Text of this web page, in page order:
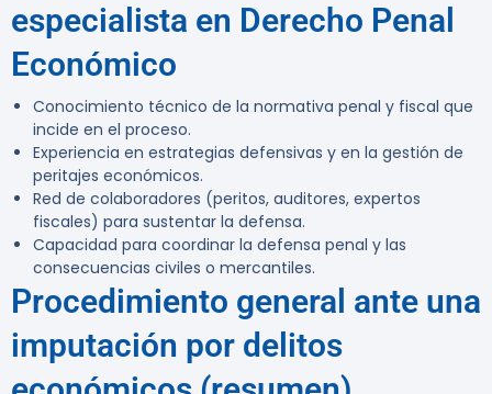
especialista en Derecho Penal
Económico
Conocimiento técnico de la normativa penal y fiscal que
incide en el proceso.
Experiencia en estrategias defensivas y en la gestión de
peritajes económicos.
Red de colaboradores (peritos, auditores, expertos
fiscales) para sustentar la defensa.
Capacidad para coordinar la defensa penal y las
consecuencias civiles o mercantiles.
Procedimiento general ante una
imputación por delitos